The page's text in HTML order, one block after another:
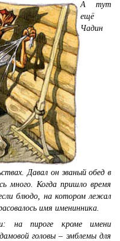
А тут
ещё
Чадин
Давал он званый обед в
много. Когда пришло время
блюдо, на котором лежал
имя именинника.
на пироге кроме имени
головы – эмблемы для